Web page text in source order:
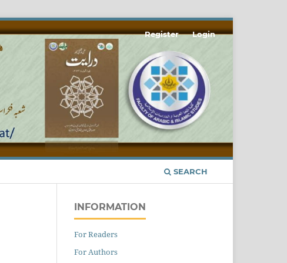
SEARCH
Register Login
INFORMATION
For Readers
For Authors